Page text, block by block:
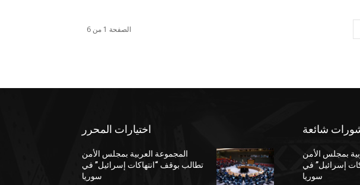
الصفحة 1 من 6
اختيارات المحرر
المجموعة العربية بمجلس الأمن
تطالب بوقف “انتهاكات إسرائيل” في
سوريا
شائعة
بمجلس الأمن
إسرائيل” في
سوريا